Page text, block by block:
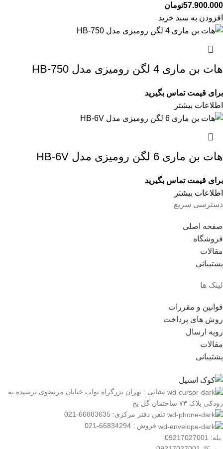
57.900.000تومان
افزودن به سبد خرید
هات بن ماری 4 لگن رومیزی مدل HB-750
برای قیمت تماس بگیرید
اطلاعات بیشتر
هات بن ماری 6 لگن رومیزی مدل HB-6V
برای قیمت تماس بگیرید
اطلاعات بیشتر
دسترسی سریع
صفحه اصلی
فروشگاه
مقالات
پشتیبانی
لینک ها
قوانین و مقررات
روش های پرداخت
رویه ارسال
مقالات
پشتیبانی
نشانی : تهران بزرگراه نواب خیابان مرتضوی نرسیده به
رودکی پلاک ۷۳ ساختمان گل یخ
تلفن دفتر مرکزی: 66883635-021
فروش : 66834294-021
بله: 09217027001